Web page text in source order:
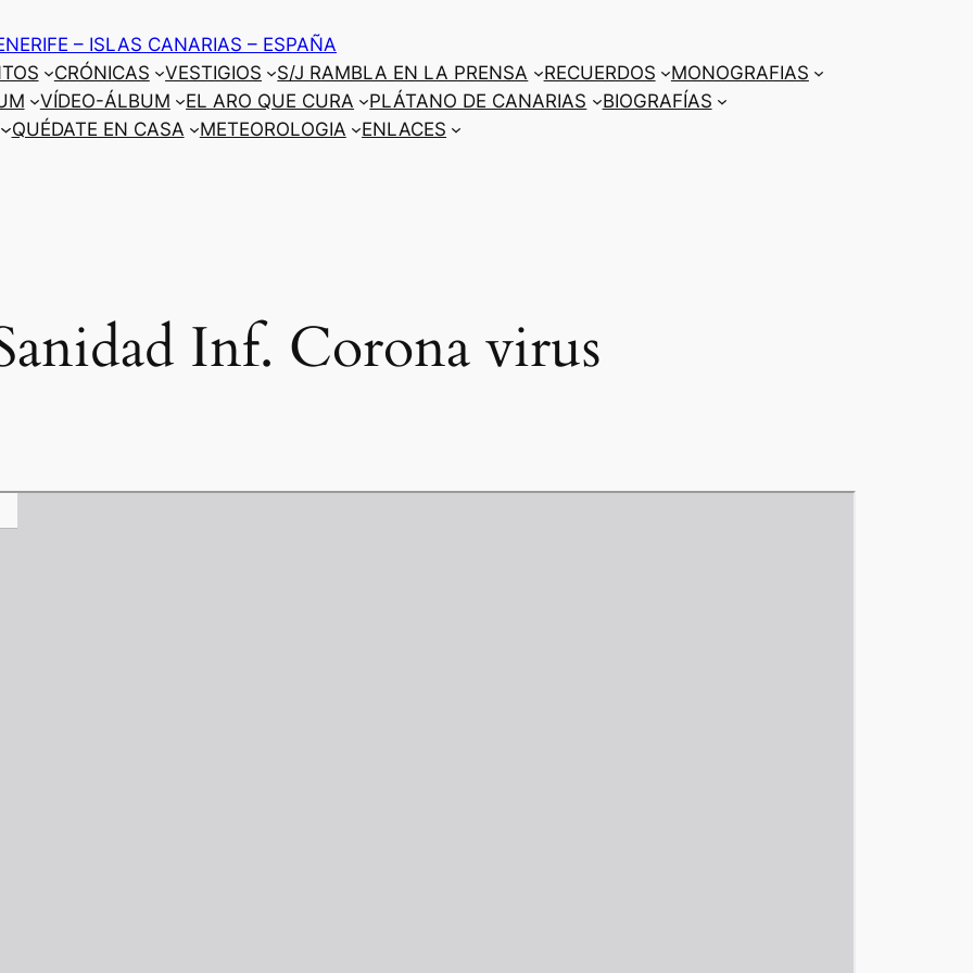
– ISLAS CANARIAS – ESPAÑA
CRÓNICAS VESTIGIOS S/J RAMBLA EN LA PRENSA RECUERDOS
MONOGRAFIAS
VÍDEO-ÁLBUM EL ARO QUE CURA PLÁTANO DE CANARIAS
BIOGRAFÍAS
QUÉDATE EN CASA METEOROLOGIA ENLACES
Inf. Corona virus